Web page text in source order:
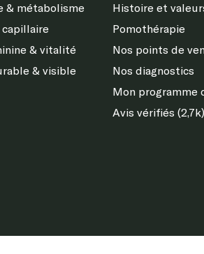
vos Options
paramètres de confidentialité, en
& métabolisme
& vitalité
& visible
Histoire et
Pomothérapie
Nos points de
Nos diagnostics
Mon programme
Avis vérifiés (2,7k)